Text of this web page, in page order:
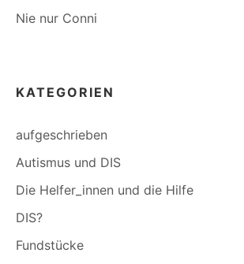
Nie nur Conni
KATEGORIEN
aufgeschrieben
Autismus und DIS
Die Helfer_innen und die Hilfe
DIS?
Fundstücke